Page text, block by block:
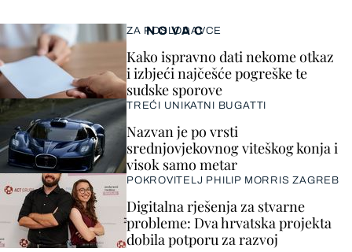
NOVAC
ZA POSLODAVCE
Kako ispravno dati nekome otkaz
i izbjeći najčešće pogreške te
sudske sporove
TREĆI UNIKATNI BUGATTI
Nazvan je po vrsti
srednjovjekovnog viteškog konja i
visok samo metar
POKROVITELJ PHILIP MORRIS ZAGREB
Digitalna rješenja za stvarne
probleme: Dva hrvatska projekta
dobila potporu za razvoj